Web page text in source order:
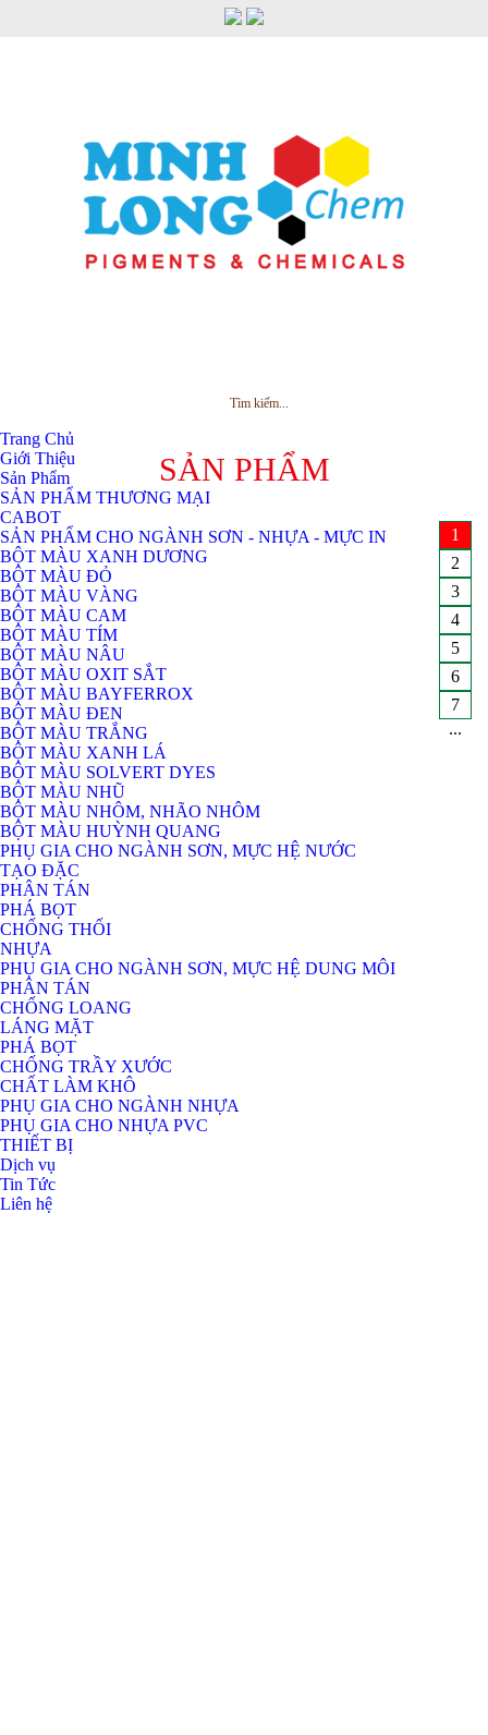
Trang Chủ
Giới Thiệu
Sản Phẩm
SẢN PHẨM THƯƠNG MẠI
CABOT
SẢN PHẨM CHO NGÀNH SƠN - NHỰA - MỰC IN
BỘT MÀU XANH DƯƠNG
BỘT MÀU ĐỎ
BỘT MÀU VÀNG
BỘT MÀU CAM
BỘT MÀU TÍM
BỘT MÀU NÂU
BỘT MÀU OXIT SẮT
BỘT MÀU BAYFERROX
BỘT MÀU ĐEN
BỘT MÀU TRẮNG
BỘT MÀU XANH LÁ
BỘT MÀU SOLVERT DYES
BỘT MÀU NHŨ
BỘT MÀU NHÔM, NHÃO NHÔM
BỘT MÀU HUỲNH QUANG
PHỤ GIA CHO NGÀNH SƠN, MỰC HỆ NƯỚC
TẠO ĐẶC
PHÂN TÁN
PHÁ BỌT
CHỐNG THỐI
NHỰA
PHỤ GIA CHO NGÀNH SƠN, MỰC HỆ DUNG MÔI
PHÂN TÁN
CHỐNG LOANG
LÁNG MẶT
PHÁ BỌT
CHỐNG TRẦY XƯỚC
CHẤT LÀM KHÔ
PHỤ GIA CHO NGÀNH NHỰA
PHỤ GIA CHO NHỰA PVC
THIẾT BỊ
Dịch vụ
Tin Tức
Liên hệ
SẢN PHẨM
1
2
3
4
5
6
7
...